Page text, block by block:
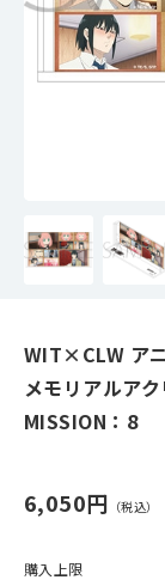
WIT×CLW ア
メモリアルア
MISSION：8
6,050円
購入上限